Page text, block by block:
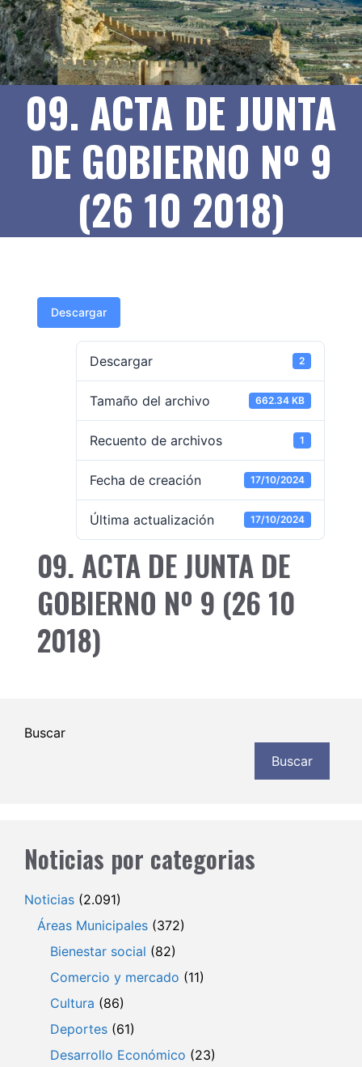
09. ACTA DE JUNTA
DE GOBIERNO Nº 9
(26 10 2018)
Descargar
Descargar 2
Tamaño del archivo 662.34 KB
Recuento de archivos 1
Fecha de creación 17/10/2024
Última actualización 17/10/2024
09. ACTA DE JUNTA DE
GOBIERNO Nº 9 (26 10
2018)
Buscar
Buscar
Noticias por categorias
Noticias (2.091)
Áreas Municipales (372)
Bienestar social (82)
Comercio y mercado (11)
Cultura (86)
Deportes (61)
Desarrollo Económico (23)